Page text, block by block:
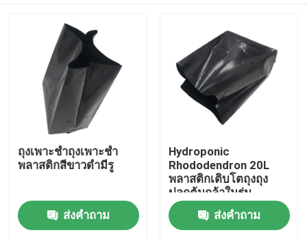
ถุงเพาะชำถุงเพาะชำ
พลาสติกสีขาวดำมีรู
ส่งคำถาม
Hydroponic
Rhododendron 20L
พลาสติกเติบโตถุงถุง
ปลูกต้นกล้าในร่ม
ส่งคำถาม